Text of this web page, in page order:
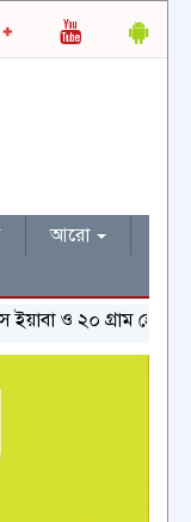
আরো
২০ গ্রাম হেরোইনসহ